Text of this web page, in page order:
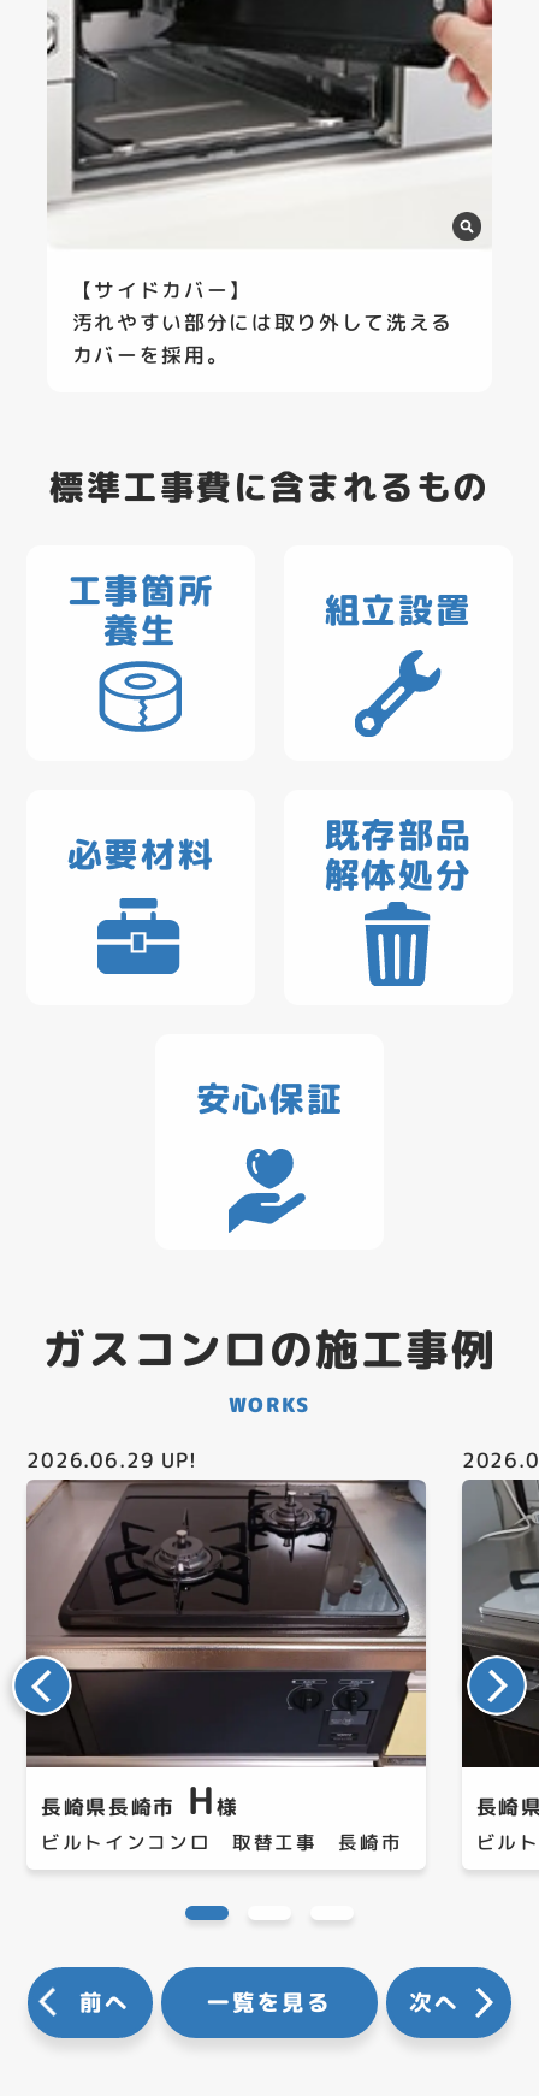
【サイドカバー】
汚れやすい部分には取り外して洗える
カバーを採用。
標準工事費に含まれるもの
工事箇所
養生
組立設置
必要材料
既存部品
解体処分
安心保証
ガスコンロの施工事例
WORKS
2026.06.29 UP!
長崎県長崎市 H様
ビルトインコンロ 取替工事 長崎市
長崎
ビル
前へ 一覧を見る 次へ